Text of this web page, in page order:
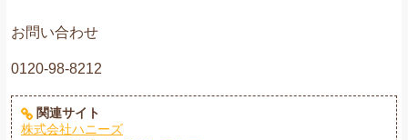
お問い合わせ
0120-98-8212
関連サイト
株式会社ハニーズ